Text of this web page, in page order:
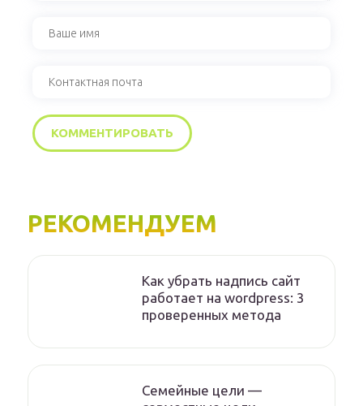
РЕКОМЕНДУЕМ
Как убрать надпись сайт
работает на wordpress: 3
проверенных метода
Семейные цели —